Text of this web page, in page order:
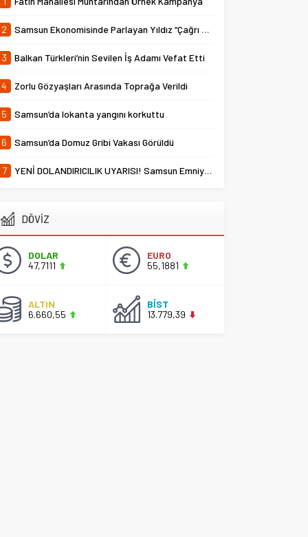
2 Samsun Ekonomisinde Parlayan Yıldız “Çağrı Temper”
3 Balkan Türkleri’nin Sevilen İş Adamı Vefat Etti
4 Zorlu Gözyaşları Arasında Toprağa Verildi
5 Samsun’da lokanta yangını korkuttu
6 Samsun’da Domuz Gribi Vakası Görüldü
7 YENİ DOLANDIRICILIK UYARISI! Samsun Emniyet Müdürlüğü Uyardı
DÖVİZ
DOLAR
47,7111
EURO
55,1881
ALTIN
6.660,55
BİST
13.779,39